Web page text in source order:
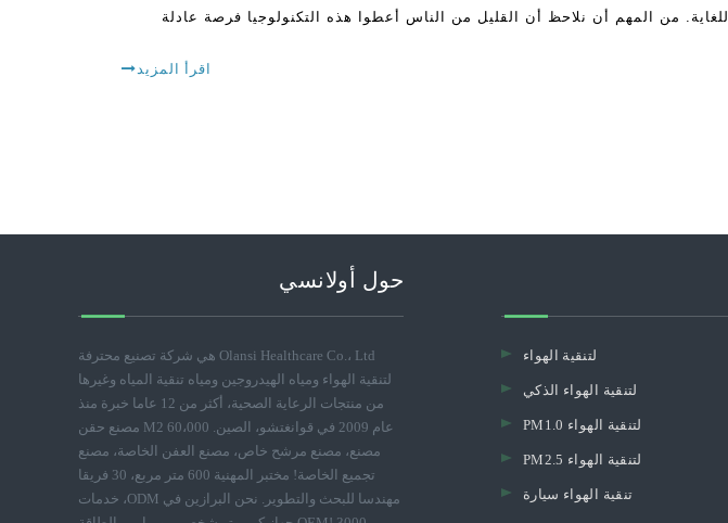
للغاية. من المهم أن نلاحظ أن القليل من الناس أعطوا هذه التكنولوجيا فرصة عادلة
اقرأ المزيد
حول أولانسي
Olansi Healthcare Co.، Ltd هي شركة تصنيع محترفة
لتنقية الهواء ومياه الهيدروجين ومياه تنقية المياه وغيرها
من منتجات الرعاية الصحية، أكثر من 12 عاما خبرة منذ
عام 2009 في قوانغتشو، الصين. 60،000 M2 مصنع حقن
مصنع، مصنع مرشح خاص، مصنع العفن الخاصة، مصنع
تجميع الخاصة! مختبر المهنية 600 متر مربع، 30 فريقا
مهندسا للبحث والتطوير. نحن البرازين في ODM، خدمات
لتنقية الهواء
لتنقية الهواء الذكي
PM1.0 لتنقية الهواء
PM2.5 لتنقية الهواء
تنقية الهواء سيارة